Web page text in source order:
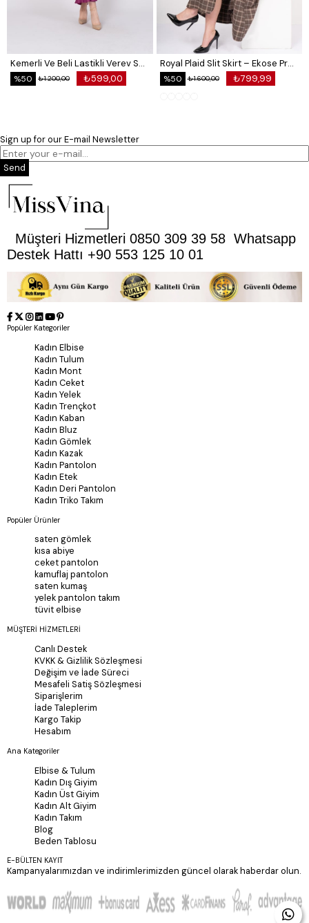
Kemerli Ve Beli Lastikli Verev Saten Etek 6791
₺599,00
₺1.200,00
%50
Royal Plaid Slit Skirt – Ekose Premium Long Skirt 6831
₺799,99
₺1.600,00
%50
Sign up for our E-mail Newsletter
Send
Müşteri Hizmetleri 0850 309 39 58 Whatsapp
Destek Hattı +90 553 125 10 01
Popüler Kategoriler
Kadın Elbise
Kadın Tulum
Kadın Mont
Kadın Ceket
Kadın Yelek
Kadın Trençkot
Kadın Kaban
Kadın Bluz
Kadın Gömlek
Kadın Kazak
Kadın Pantolon
Kadın Etek
Kadın Deri Pantolon
Kadın Triko Takım
Popüler Ürünler
saten gömlek
kısa abiye
ceket pantolon
kamuflaj pantolon
saten kumaş
yelek pantolon takım
tüvit elbise
MÜŞTERİ HİZMETLERİ
Canlı Destek
KVKK & Gizlilik Sözleşmesi
Değişim ve İade Süreci
Mesafeli Satiş Sözleşmesi
Siparişlerim
İade Taleplerim
Kargo Takip
Hesabım
Ana Kategoriler
Elbise & Tulum
Kadın Dış Giyim
Kadın Üst Giyim
Kadın Alt Giyim
Kadın Takım
Blog
Beden Tablosu
E-BÜLTEN KAYIT
Kampanyalarımızdan ve indirimlerimizden güncel olarak haberdar olun.